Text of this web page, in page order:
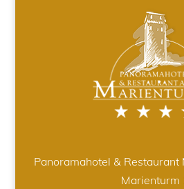
Panoramahotel &
Marienturm